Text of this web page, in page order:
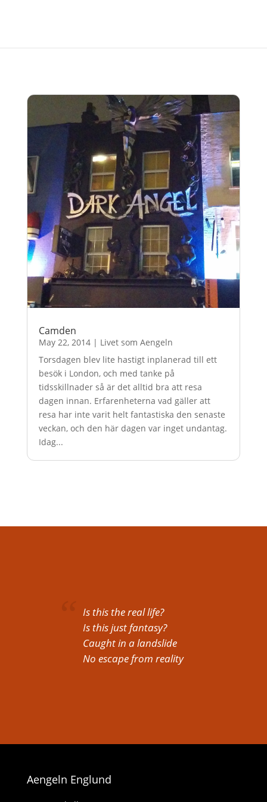
Camden
May 22, 2014| Livet som Aengeln
Torsdagen blev lite hastigt inplanerad till ett
besök i London, och med tanke på
tidsskillnader så är det alltid bra att resa
dagen innan. Erfarenheterna vad gäller att
resa har inte varit helt fantastiska den senaste
veckan, och den här dagen var inget undantag.
Idag...
Is this the real life?
Is this just fantasy?
Caught in a landslide
No escape from reality
Aengeln Englund